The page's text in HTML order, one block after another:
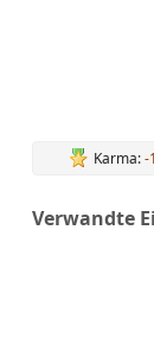
Karma:-
Verwandte